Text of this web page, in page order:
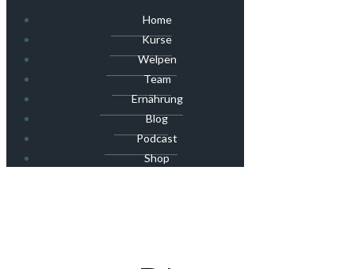
Home
Kurse
Welpen
Team
Ernährung
Blog
Podcast
Shop